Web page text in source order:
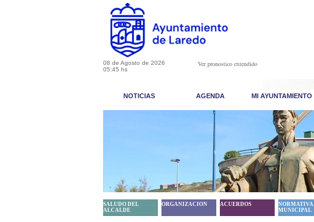
08 de Agosto de 2026
05:45 hs
Ver pronostico extendido
NOTICIAS AGENDA MI AYUNTAMIENTO
SALUDO DEL
ALCALDE
ORGANIZACION ACUERDOS
NORMATIVA
MUNICIPAL